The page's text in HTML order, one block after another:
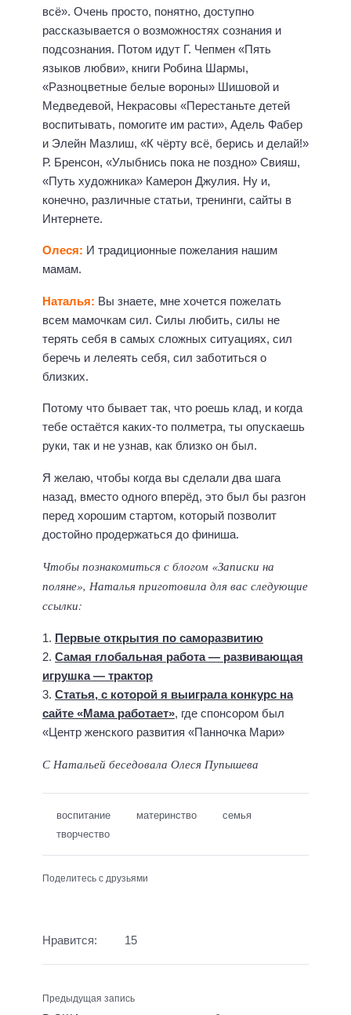
всё». Очень просто, понятно, доступно
рассказывается о возможностях сознания и
подсознания. Потом идут Г. Чепмен «Пять
языков любви», книги Робина Шармы,
«Разноцветные белые вороны» Шишовой и
Медведевой, Некрасовы «Перестаньте детей
воспитывать, помогите им расти», Адель Фабер
и Элейн Мазлиш, «К чёрту всё, берись и делай!»
Р. Бренсон, «Улыбнись пока не поздно» Свияш,
«Путь художника» Камерон Джулия. Ну и,
конечно, различные статьи, тренинги, сайты в
Интернете.
Олеся: И традиционные пожелания нашим
мамам.
Наталья: Вы знаете, мне хочется пожелать
всем мамочкам сил. Силы любить, силы не
терять себя в самых сложных ситуациях, сил
беречь и лелеять себя, сил заботиться о
близких.
Потому что бывает так, что роешь клад, и когда
тебе остаётся каких-то полметра, ты опускаешь
руки, так и не узнав, как близко он был.
Я желаю, чтобы когда вы сделали два шага
назад, вместо одного вперёд, это был бы разгон
перед хорошим стартом, который позволит
достойно продержаться до финиша.
Чтобы познакомиться с блогом «Записки на
поляне», Наталья приготовила для вас следующие
ссылки:
1. Первые открытия по саморазвитию
2. Самая глобальная работа — развивающая
игрушка — трактор
3. Статья, с которой я выиграла конкурс на
сайте «Мама работает», где спонсором был
«Центр женского развития «Панночка Мари»
С Натальей беседовала Олеся Пупышева
воспитание материнство
семья
творчество
Поделитесь с друзьями
Нравится: 15
Предыдущая запись